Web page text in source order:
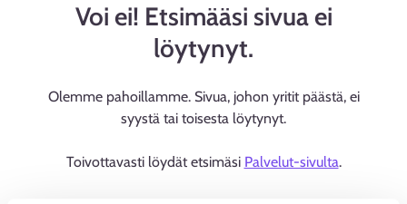
Voi ei! Etsimääsi sivua ei
löytynyt.
Olemme pahoillamme. Sivua, johon yritit päästä, ei
syystä tai toisesta löytynyt.
Toivottavasti löydät etsimäsi Palvelut-sivulta.